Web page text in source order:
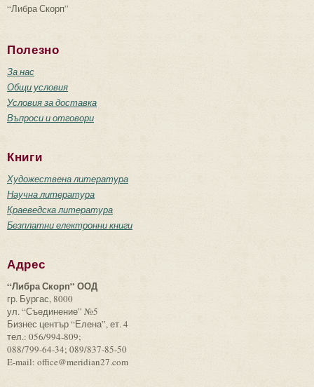
“Либра Скорп”
Полезно
За нас
Общи условия
Условия за доставка
Въпроси и отговори
Книги
Художествена литература
Научна литература
Краеведска литература
Безплатни електронни книги
Адрес
“Либра Скорп” ООД
гр. Бургас, 8000
ул. “Съединение” №5
Бизнес център “Елена”, ет. 4
тел.: 056/994-809;
088/799-64-34; 089/837-85-50
E-mail: office@meridian27.com